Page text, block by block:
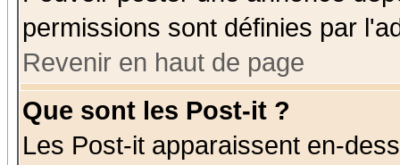
permissions sont définies par
Revenir en haut de page
Que sont les Post-it ?
Les Post-it apparaissent en-